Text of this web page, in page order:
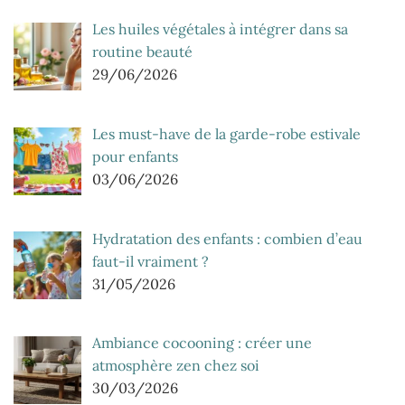
Les huiles végétales à intégrer dans sa
routine beauté
29/06/2026
Les must-have de la garde-robe estivale
pour enfants
03/06/2026
Hydratation des enfants : combien d’eau
faut-il vraiment ?
31/05/2026
Ambiance cocooning : créer une
atmosphère zen chez soi
30/03/2026